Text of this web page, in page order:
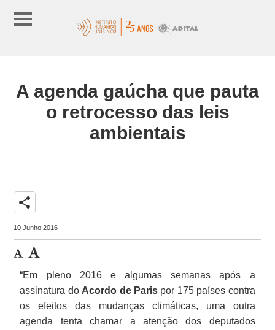
A agenda gaúcha que pauta
o retrocesso das leis
ambientais
share
10 Junho 2016
“Em pleno 2016 e algumas semanas após a
assinatura do Acordo de Paris por 175 países contra
os efeitos das mudanças climáticas, uma outra
agenda tenta chamar a atenção dos deputados